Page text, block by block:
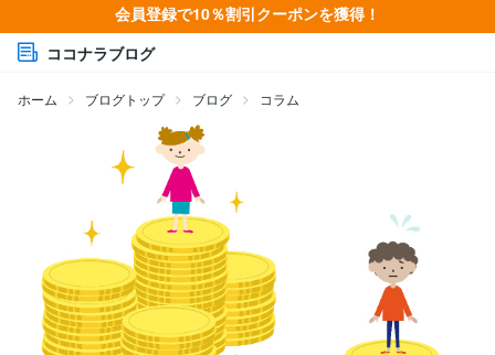
会員登録で10％割引クーポンを獲得！
ココナラブログ
ホーム ブログトップ ブログ コラム